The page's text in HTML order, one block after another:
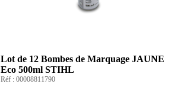
Lot de 12 Bombes de Marquage JAUNE
Eco 500ml STIHL
Réf :00008811790